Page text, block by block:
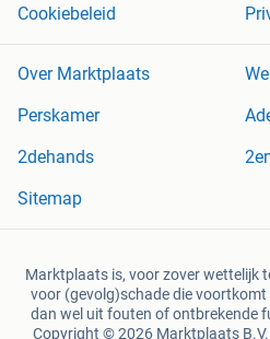
Cookiebeleid
Over Marktplaats
Perskamer
2dehands
Sitemap
Marktplaats is, voor zover wettelijk
voor (gevolg)schade die voortkomt
dan wel uit fouten of ontbrekende
Copyright © 2026 Marktplaats